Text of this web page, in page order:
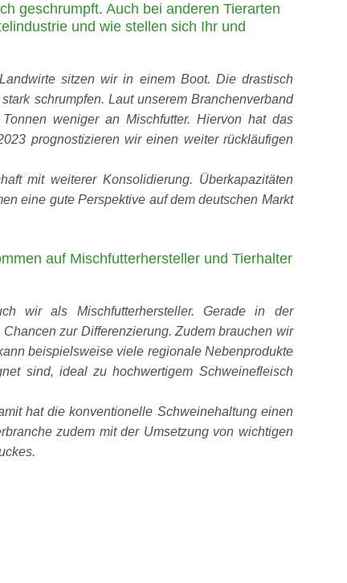
geschrumpft. Auch bei anderen Tierarten
und wie stellen sich Ihr und
sitzen wir in einem Boot. Die drastisch
schrumpfen. Laut unserem Branchenverband
weniger an Mischfutter. Hiervon hat das
prognostizieren wir einen weiter rückläufigen
mit weiterer Konsolidierung. Überkapazitäten
eine gute Perspektive auf dem deutschen Markt
auf Mischfutterhersteller und Tierhalter
wir als Mischfutterhersteller. Gerade in der
zur Differenzierung. Zudem brauchen wir
beispielsweise viele regionale Nebenprodukte
sind, ideal zu hochwertigem Schweinefleisch
hat die konventionelle Schweinehaltung einen
zudem mit der Umsetzung von wichtigen